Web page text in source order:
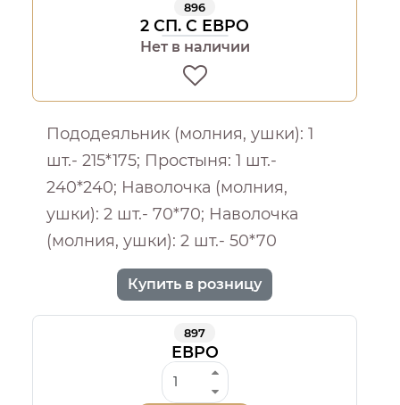
896
2 СП. С ЕВРО
Нет в наличии
Пододеяльник (молния, ушки): 1
шт.- 215*175; Простыня: 1 шт.-
240*240; Наволочка (молния,
ушки): 2 шт.- 70*70; Наволочка
(молния, ушки): 2 шт.- 50*70
Купить в розницу
897
ЕВРО